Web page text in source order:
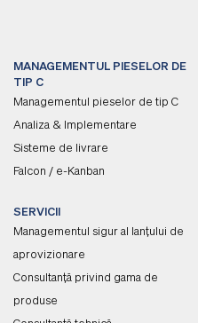
MANAGEMENTUL PIESELOR DE
TIP C
Managementul pieselor de tip C
Analiza & Implementare
Sisteme de livrare
Falcon / e-Kanban
SERVICII
Managementul sigur al lanțului de
aprovizionare
Consultanță privind gama de
produse